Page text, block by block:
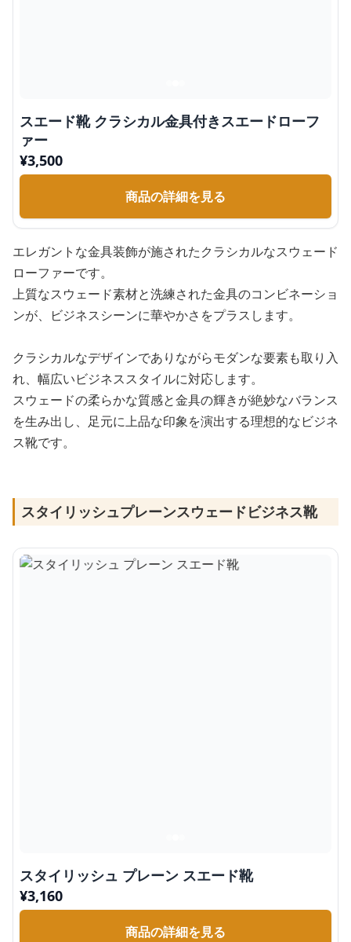
スエード靴 クラシカル金具付きスエードローフ
ァー
¥3,500
商品の詳細を見る
エレガントな金具装飾が施されたクラシカルなスウェード
ローファーです。
上質なスウェード素材と洗練された金具のコンビネーショ
ンが、ビジネスシーンに華やかさをプラスします。
クラシカルなデザインでありながらモダンな要素も取り入
れ、幅広いビジネススタイルに対応します。
スウェードの柔らかな質感と金具の輝きが絶妙なバランス
を生み出し、足元に上品な印象を演出する理想的なビジネ
ス靴です。
スタイリッシュプレーンスウェードビジネス靴
スタイリッシュ プレーン スエード靴
¥3,160
商品の詳細を見る